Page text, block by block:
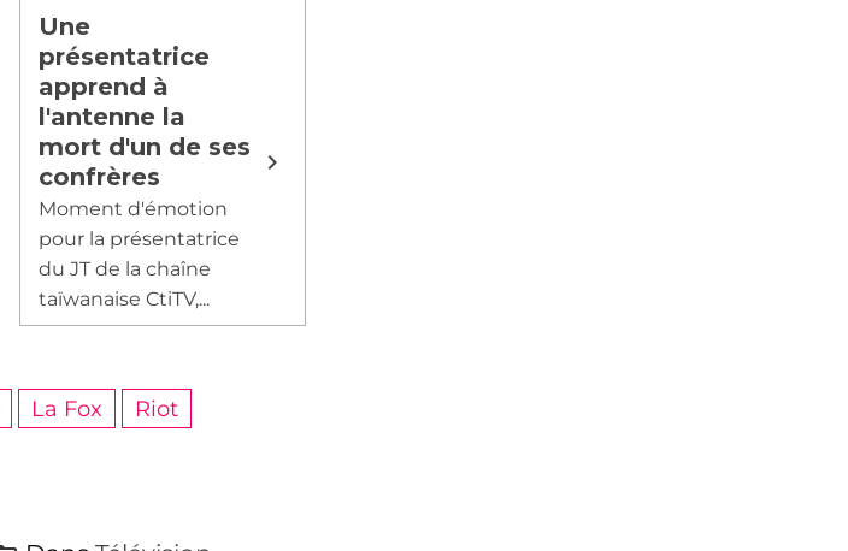
Une
présentatrice
apprend à
l'antenne la
mort d'un de ses
confrères
Moment d'émotion
pour la présentatrice
du JT de la chaîne
taïwanaise CtiTV,...
La Fox Riot